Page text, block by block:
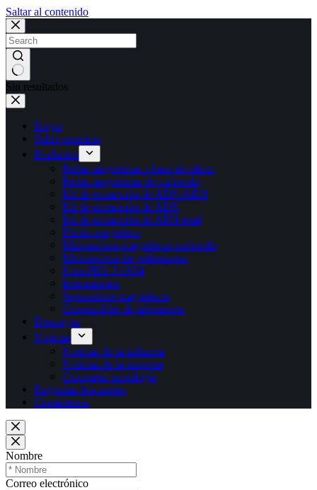
Saltar al contenido
Sin resultados
Hogar
Sobre nosotros
Productos
Perlas magnéticas a base de silicio
Perlas magnéticas de carboxilo
Kit de extracción de ADN/ARN
Kit de extracción de ADN
Kit de extracción de ARN total
Fluido magnético
Microesferas magnéticas carboxilo
Microesferas de poliestireno
NanoPEG-Fe3O4
Instrumentos
Separadores magnéticos
Consumibles de laboratorio
Descargas
Noticias
Noticias de la industria
Noticias de la empresa
Compartir tecnología
Preguntas frecuentes
Contáctenos
Nombre
Correo electrónico